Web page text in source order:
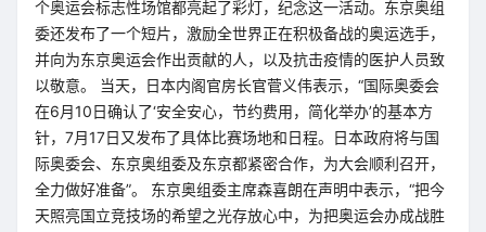
个奥运会标志性场馆都亮起了彩灯，纪念这一活动。东京奥组
委还发布了一个短片，激励全世界正在积极备战的奥运选手，
并向为东京奥运会作出贡献的人，以及抗击疫情的医护人员致
以敬意。 当天，日本内阁官房长官菅义伟表示，“国际奥委会
在6月10日确认了‘安全安心，节约费用，简化举办’的基本方
针，7月17日又发布了具体比赛场地和日程。日本政府将与国
际奥委会、东京奥组委及东京都紧密合作，为大会顺利召开，
全力做好准备”。 东京奥组委主席森喜朗在声明中表示，“把今
天照亮国立竞技场的希望之光存放心中，为把奥运会办成战胜